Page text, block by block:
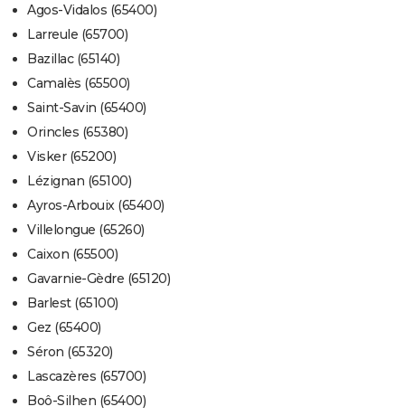
Agos-Vidalos (65400)
Larreule (65700)
Bazillac (65140)
Camalès (65500)
Saint-Savin (65400)
Orincles (65380)
Visker (65200)
Lézignan (65100)
Ayros-Arbouix (65400)
Villelongue (65260)
Caixon (65500)
Gavarnie-Gèdre (65120)
Barlest (65100)
Gez (65400)
Séron (65320)
Lascazères (65700)
Boô-Silhen (65400)